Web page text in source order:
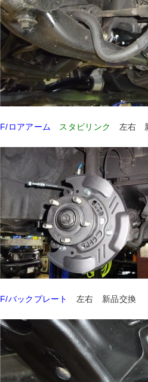
F/ロアアーム スタビリンク 左右
F/バックプレート 左右 新品交換